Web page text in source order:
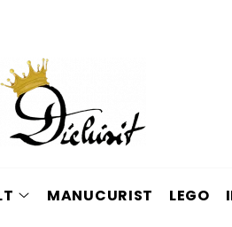
MANUCURIST LEGO